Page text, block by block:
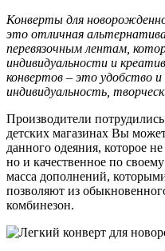
Конверты для
это отличная
перевязочным лентам,
индивидуальности и
конвертов – это удобство
индивидуальность,
Производители
детских магазинах Вы
данного одеяния, которое
но и качественное по
масса дополнений,
позволяют из
комбинезон.